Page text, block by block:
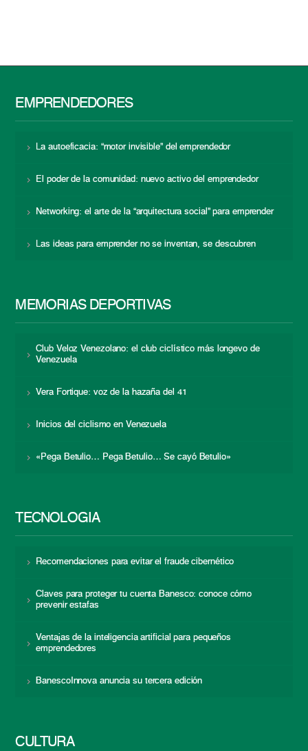
EMPRENDEDORES
La autoeficacia: “motor invisible” del emprendedor
El poder de la comunidad: nuevo activo del emprendedor
Networking: el arte de la “arquitectura social” para emprender
Las ideas para emprender no se inventan, se descubren
MEMORIAS DEPORTIVAS
Club Veloz Venezolano: el club ciclístico más longevo de
Venezuela
Vera Fortique: voz de la hazaña del 41
Inicios del ciclismo en Venezuela
«Pega Betulio… Pega Betulio… Se cayó Betulio»
TECNOLOGÍA
Recomendaciones para evitar el fraude cibernético
Claves para proteger tu cuenta Banesco: conoce cómo
prevenir estafas
Ventajas de la inteligencia artificial para pequeños
emprendedores
BanescoInnova anuncia su tercera edición
CULTURA